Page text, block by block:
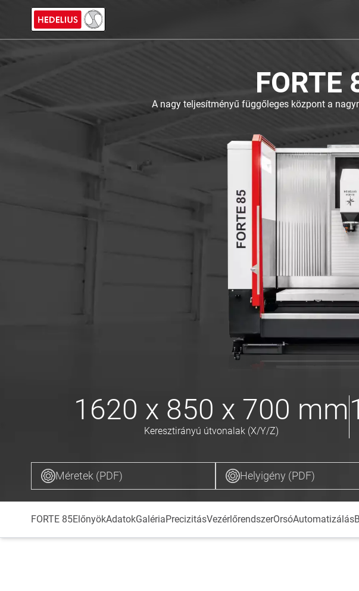
A nagy teljesítményű függőleges központ a
1620 x 850 x 700 mm
Keresztirányú útvonalak (X/Y/Z)
Méretek (PDF) Helyigény (PDF)
FORTE 85ElőnyökAdatokGalériaPrecizitásVezérlőrendszerOrsóAutomatizálás